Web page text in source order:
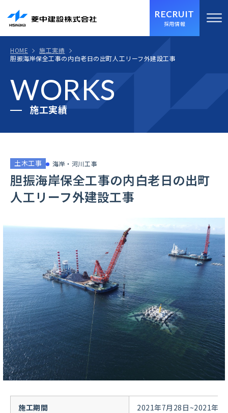
RECRUIT
採用情報
HOME
施工実績
胆振海岸保全工事の内白老日の出町人工リーフ外建設工事
WORKS
施工実績
土木工事 海岸・河川工事
胆振海岸保全工事の内白老日の出町
人工リーフ外建設工事
施工期間 2021年7月28日~2021年3